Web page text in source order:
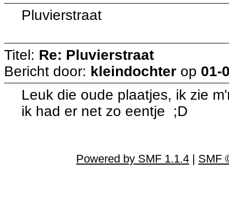
Pluvierstraat
Titel: Re: Pluvierstraat
Bericht door: kleindochter op 01-
Leuk die oude plaatjes, ik zie
ik had er net zo eentje ;D
Powered by SMF 1.1.4 | SMF